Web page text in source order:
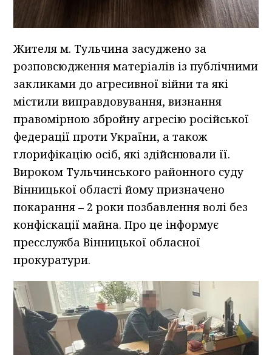
Жителя м. Тульчина засуджено за
розповсюдження матеріалів із публічними
закликами до агресивної війни та які
містили виправдовування, визнання
правомірною збройну агресію російської
федерації проти України, а також
глорифікацію осіб, які здійснювали її.
Вироком Тульчинського районного суду
Вінницької області йому призначено
покарання – 2 роки позбавлення волі без
конфіскації майна. Про це інформує
пресслужба Вінницької обласної
прокуратури.